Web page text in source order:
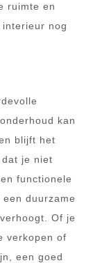
ruimte en
nog
kan
blijft het
je niet
functionele
duurzame
Of je
verkopen of
een goed